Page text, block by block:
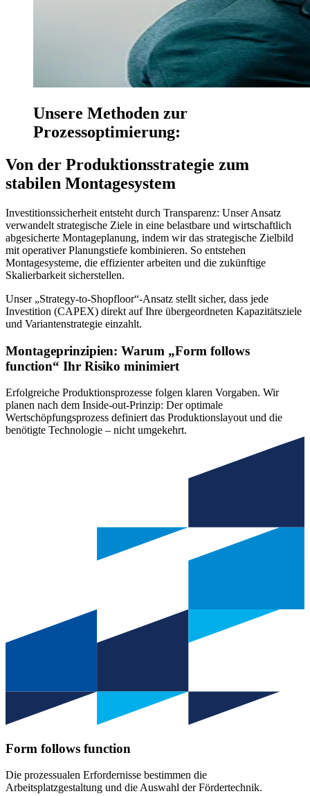
Unsere Methoden zur
Prozessoptimierung:
Von der Produktionsstrategie zum
stabilen Montagesystem
Investitionssicherheit entsteht durch Transparenz: Unser Ansatz
verwandelt strategische Ziele in eine belastbare und wirtschaftlich
abgesicherte Montageplanung, indem wir das strategische Zielbild
mit operativer Planungstiefe kombinieren. So entstehen
Montagesysteme, die effizienter arbeiten und die zukünftige
Skalierbarkeit sicherstellen.
Unser „Strategy-to-Shopfloor“-Ansatz stellt sicher, dass jede
Investition (CAPEX) direkt auf Ihre übergeordneten Kapazitätsziele
und Variantenstrategie einzahlt.
Montageprinzipien: Warum „Form follows
function“ Ihr Risiko minimiert
Erfolgreiche Produktionsprozesse folgen klaren Vorgaben. Wir
planen nach dem Inside-out-Prinzip: Der optimale
Wertschöpfungsprozess definiert das Produktionslayout und die
benötigte Technologie – nicht umgekehrt.
Form follows function
Die prozessualen Erfordernisse bestimmen die
Arbeitsplatzgestaltung und die Auswahl der Fördertechnik.